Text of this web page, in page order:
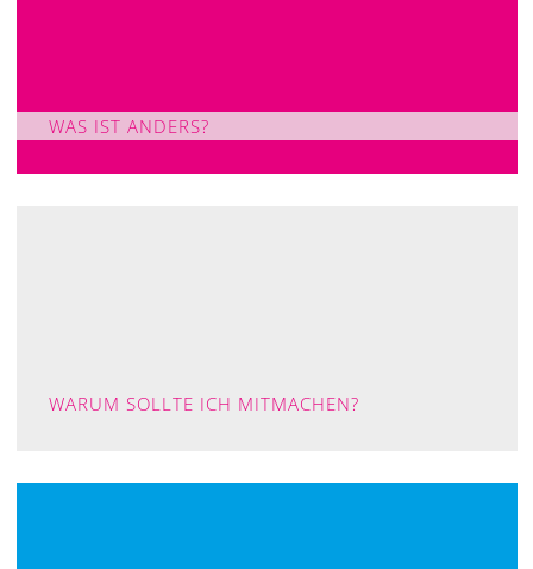
WAS IST ANDERS?
WARUM SOLLTE ICH MITMACHEN?